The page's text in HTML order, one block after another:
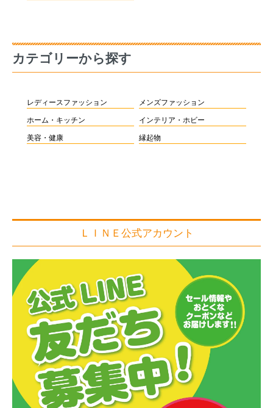
カテゴリーから探す
レディースファッション メンズファッション
ホーム・キッチン インテリア・ホビー
美容・健康 縁起物
ＬＩＮＥ公式アカウント